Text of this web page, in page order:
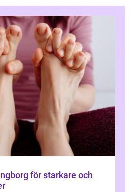
för starkare och